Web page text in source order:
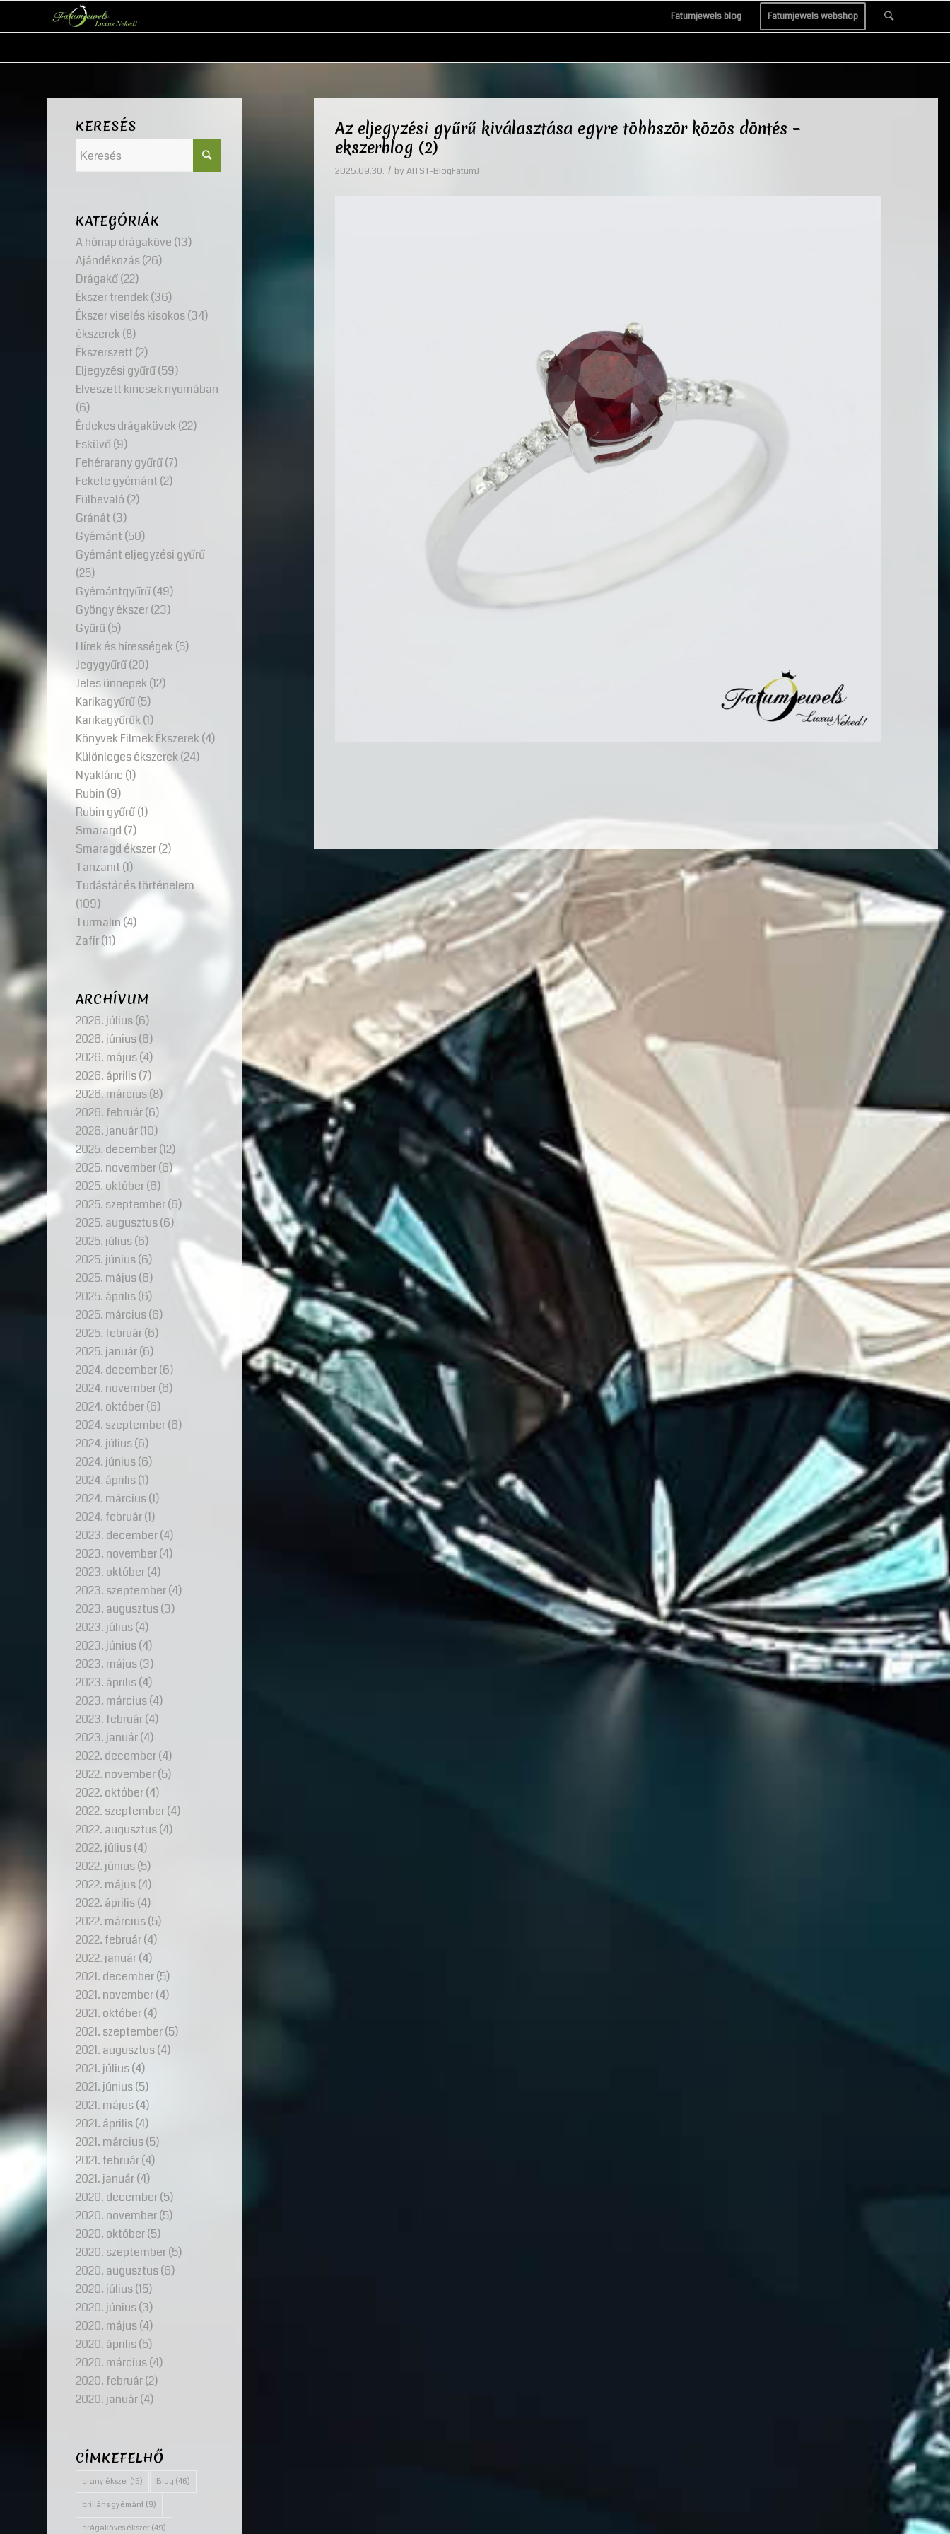
Fatumjewels blog Fatumjewels webshop
Az eljegyzési gyűrű kiválasztása egyre többször közös döntés –
ekszerblog (2)
2025.09.30. / by AITST-BlogFatumJ
KERESÉS
KATEGÓRIÁK
A hónap drágaköve (13)
Ajándékozás(26)
Drágakő(22)
Ékszer trendek(36)
Ékszer viselés kisokos(34)
ékszerek(8)
Ékszerszett (2)
Eljegyzési gyűrű(59)
Elveszett kincsek nyomában
(6)
Érdekes drágakövek(22)
Esküvő(9)
Fehérarany gyűrű(7)
Fekete gyémánt (2)
Fülbevaló (2)
Gránát (3)
Gyémánt (50)
Gyémánt eljegyzési gyűrű
(25)
Gyémántgyűrű(49)
Gyöngy ékszer(23)
Gyűrű(5)
Hírek és hírességek(5)
Jegygyűrű(20)
Jeles ünnepek(12)
Karikagyűrű(5)
Karikagyűrűk(1)
Könyvek Filmek Ékszerek(4)
Különleges ékszerek(24)
Nyaklánc (1)
Rubin (9)
Rubin gyűrű(1)
Smaragd (7)
Smaragd ékszer(2)
Tanzanit (1)
Tudástár és történelem
(109)
Turmalin (4)
Zafír(11)
ARCHÍVUM
2026. július(6)
2026. június(6)
2026. május(4)
2026. április(7)
2026. március(8)
2026. február(6)
2026. január(10)
2025. december(12)
2025. november(6)
2025. október(6)
2025. szeptember(6)
2025. augusztus(6)
2025. július(6)
2025. június(6)
2025. május(6)
2025. április(6)
2025. március(6)
2025. február(6)
2025. január(6)
2024. december(6)
2024. november(6)
2024. október(6)
2024. szeptember(6)
2024. július(6)
2024. június(6)
2024. április(1)
2024. március(1)
2024. február(1)
2023. december(4)
2023. november(4)
2023. október(4)
2023. szeptember(4)
2023. augusztus(3)
2023. július(4)
2023. június(4)
2023. május(3)
2023. április(4)
2023. március(4)
2023. február(4)
2023. január(4)
2022. december(4)
2022. november(5)
2022. október(4)
2022. szeptember(4)
2022. augusztus(4)
2022. július(4)
2022. június(5)
2022. május(4)
2022. április(4)
2022. március(5)
2022. február(4)
2022. január(4)
2021. december(5)
2021. november(4)
2021. október(4)
2021. szeptember(5)
2021. augusztus(4)
2021. július(4)
2021. június(5)
2021. május(4)
2021. április(4)
2021. március(5)
2021. február(4)
2021. január(4)
2020. december(5)
2020. november(5)
2020. október(5)
2020. szeptember(5)
2020. augusztus(6)
2020. július(15)
2020. június(3)
2020. május(4)
2020. április(5)
2020. március(4)
2020. február(2)
2020. január(4)
CÍMKEFELHŐ
arany ékszer (15) Blog (46)
briliáns gyémánt (9)
drágaköves ékszer (49)